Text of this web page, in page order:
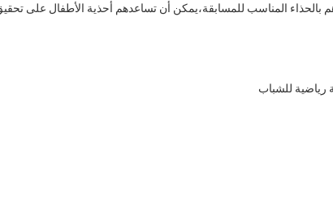
المناسب للمسابقة،يمكن أن تساعدهم أحذية الأطفال على تحقيق
رياضية للشباب